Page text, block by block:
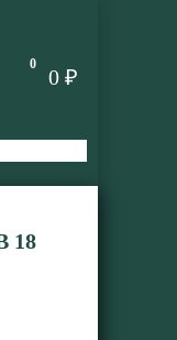
0
0 ₽
18